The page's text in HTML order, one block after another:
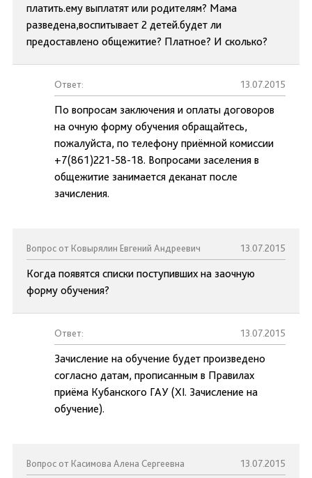
платить.ему выплатят или родителям? Мама
разведена,воспитывает 2 детей.будет ли
предоставлено общежитие? Платное? И сколько?
Ответ: 13.07.2015
По вопросам заключения и оплаты договоров
на очную форму обучения обращайтесь,
пожалуйста, по телефону приёмной комиссии
+7(861)221-58-18. Вопросами заселения в
общежитие занимается деканат после
зачисления.
Вопрос от Ковырялин Евгений Андреевич 13.07.2015
Когда появятся списки поступивших на заочную
форму обучения?
Ответ: 13.07.2015
Зачисление на обучение будет произведено
согласно датам, прописанным в Правилах
приёма Кубанского ГАУ (XI. Зачисление на
обучение).
Вопрос от Касимова Алена Сергеевна 13.07.2015